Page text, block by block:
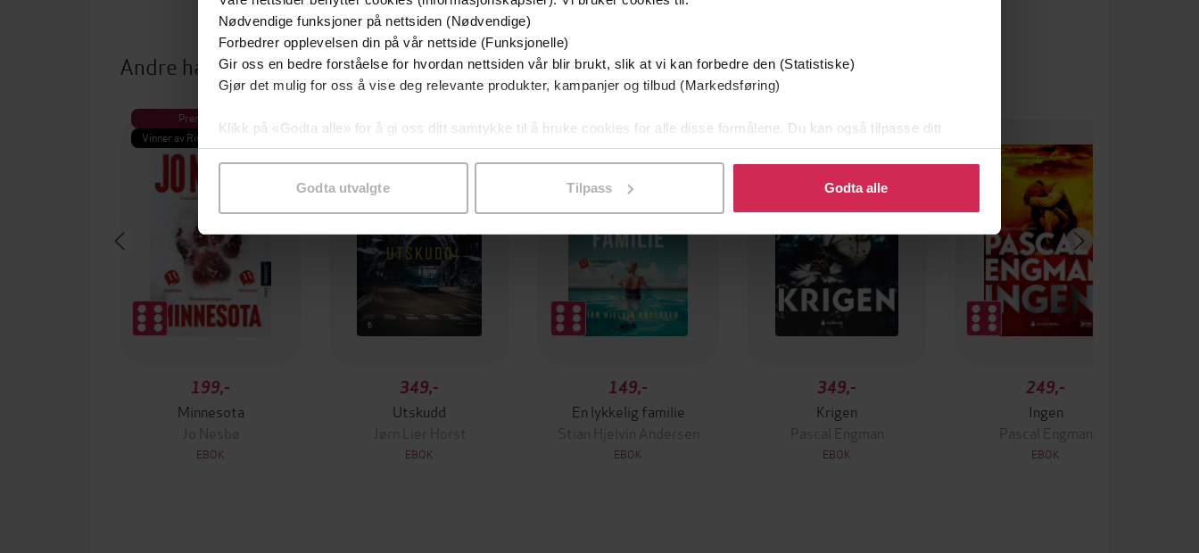
Nødvendige funksjoner på nettsiden (Nødvendige)
Forbedrer opplevelsen din på vår nettside (Funksjonelle)
Gir oss en bedre forståelse for hvordan nettsiden vår blir brukt, slik at vi kan forbedre den (Statistiske)
Gjør det mulig for oss å vise deg relevante produkter, kampanjer og tilbud (Markedsføring)
Klikk på «Godta alle» for å gi oss ditt samtykke til å bruke cookies for alle disse formålene. Du kan også tilpasse ditt
samtykke til spesifikke formål ved å klikke på «Tilpass». Du kan når som helst trekke tilbake eller endre ditt samtykke.
Godta utvalgte Tilpass Godta alle
Andre har også kjøpt
Premium
Vinner av Rivertonprisen
199,-
Minnesota
Jo Nesbø
EBOK
Første gang på tilbud
349,-
Utskudd
Jørn Lier Horst
EBOK
149,-
En lykkelig familie
Stian Hjelvin Andersen
EBOK
349,-
Krigen
Pascal Engman
EBOK
249,-
Ingen
Pascal Engman
EBOK